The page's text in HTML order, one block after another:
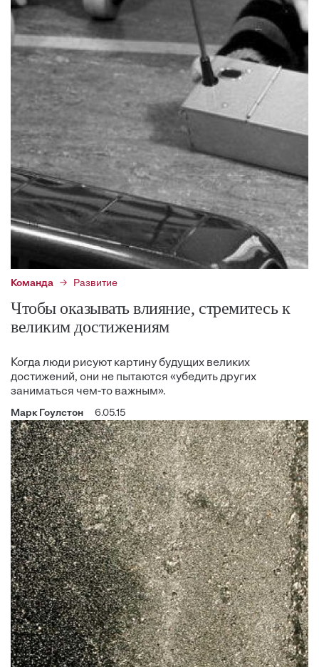
Команда Развитие
Чтобы оказывать влияние, стремитесь к
великим достижениям
Когда люди рисуют картину будущих великих
достижений, они не пытаются «убедить других
заниматься чем-то важным».
Марк Гоулстон 6.05.15